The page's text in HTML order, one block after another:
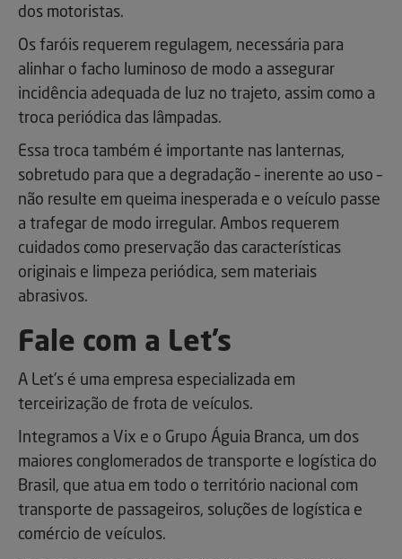
dos motoristas.
Os faróis requerem regulagem, necessária para
alinhar o facho luminoso de modo a assegurar
incidência adequada de luz no trajeto, assim como a
troca periódica das lâmpadas.
Essa troca também é importante nas lanternas,
sobretudo para que a degradação – inerente ao uso –
não resulte em queima inesperada e o veículo passe
a trafegar de modo irregular. Ambos requerem
cuidados como preservação das características
originais e limpeza periódica, sem materiais
abrasivos.
Fale com a Let’s
A Let’s é uma empresa especializada em
terceirização de frota de veículos.
Integramos a Vix e o Grupo Águia Branca, um dos
maiores conglomerados de transporte e logística do
Brasil, que atua em todo o território nacional com
transporte de passageiros, soluções de logística e
comércio de veículos.